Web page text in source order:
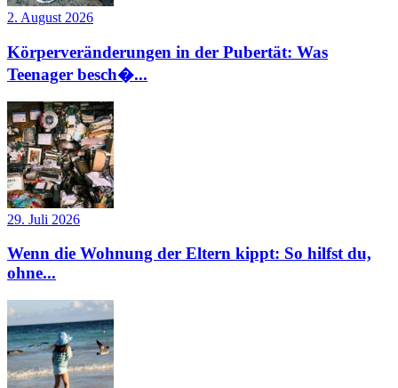
2. August 2026
Körperveränderungen in der Pubertät: Was
Teenager besch�...
29. Juli 2026
Wenn die Wohnung der Eltern kippt: So hilfst du,
ohne...